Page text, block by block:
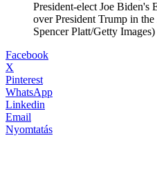
President-elect Joe Biden's
over President Trump in
Spencer Platt/Getty Images)
Facebook
X
Pinterest
WhatsApp
Linkedin
Email
Nyomtatás